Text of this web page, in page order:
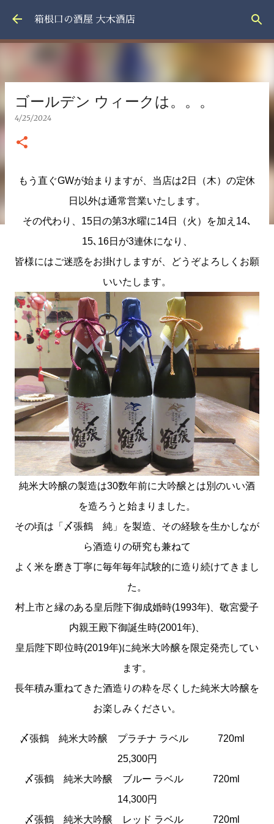
スキップしてメイン コンテンツに移動
箱根口の酒屋 大木酒店
ゴールデン ウィークは。。。
4/25/2024
もう直ぐGWが始まりますが、当店は2日（木）の定休
日以外は通常営業いたします。
その代わり、15日の第3水曜に14日（火）を加え14､
15､16日が3連休になり、
皆様にはご迷惑をお掛けしますが、どうぞよろしくお願
いいたします。
純米大吟醸の製造は30数年前に大吟醸とは別のいい酒
を造ろうと始まりました。
その頃は「〆張鶴 純」を製造、その経験を生かしなが
ら酒造りの研究も兼ねて
よく米を磨き丁寧に毎年毎年試験的に造り続けてきまし
た。
村上市と縁のある皇后陛下御成婚時(1993年)、敬宮愛子
内親王殿下御誕生時(2001年)、
皇后陛下即位時(2019年)に純米大吟醸を限定発売してい
ます。
長年積み重ねてきた酒造りの粋を尽くした純米大吟醸を
お楽しみください。
〆張鶴 純米大吟醸 プラチナ ラベル 720ml
25,300円
〆張鶴 純米大吟醸 ブルー ラベル 720ml
14,300円
〆張鶴 純米大吟醸 レッド ラベル 720ml